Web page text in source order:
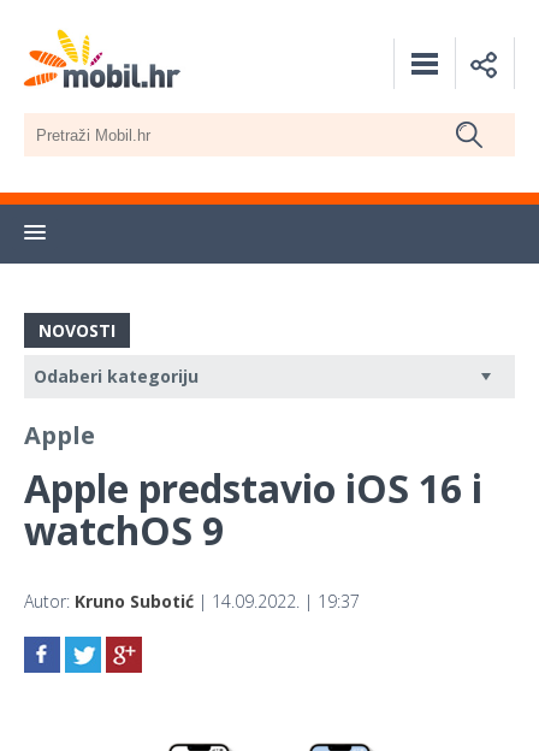
NOVOSTI
Apple
Apple predstavio iOS 16 i
watchOS 9
Autor: Kruno Subotić | 14.09.2022. | 19:37